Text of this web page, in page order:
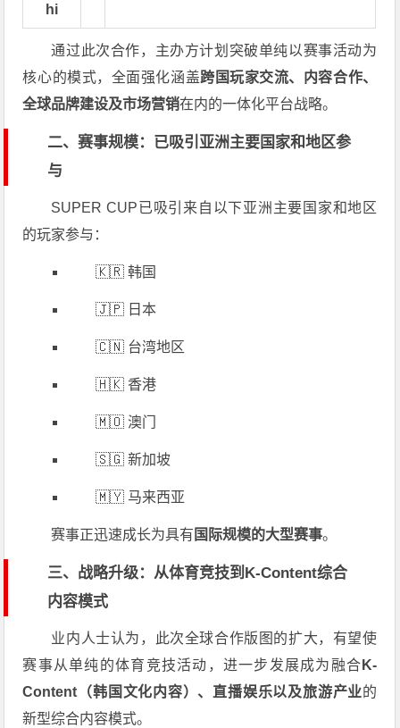
hi
通过此次合作，主办方计划突破单纯以赛事活动为
核心的模式，全面强化涵盖跨国玩家交流、内容合作、
全球品牌建设及市场营销在内的一体化平台战略。
二、赛事规模：已吸引亚洲主要国家和地区参
与
SUPER CUP已吸引来自以下亚洲主要国家和地区
的玩家参与：
🇰🇷 韩国
🇯🇵 日本
🇨🇳 台湾地区
🇭🇰 香港
🇲🇴 澳门
🇸🇬 新加坡
🇲🇾 马来西亚
赛事正迅速成长为具有 国际规模的大型赛事。
三、战略升级：从体育竞技到K-Content综合
内容模式
业内人士认为，此次全球合作版图的扩大，有望使
赛事从单纯的体育竞技活动，进一步发展成为融合 K-
Content（韩国文化内容）、直播娱乐以及旅游产业的
新型综合内容模式。